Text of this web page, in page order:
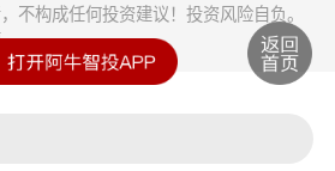
不构成任何投资建议！投资风险自负。